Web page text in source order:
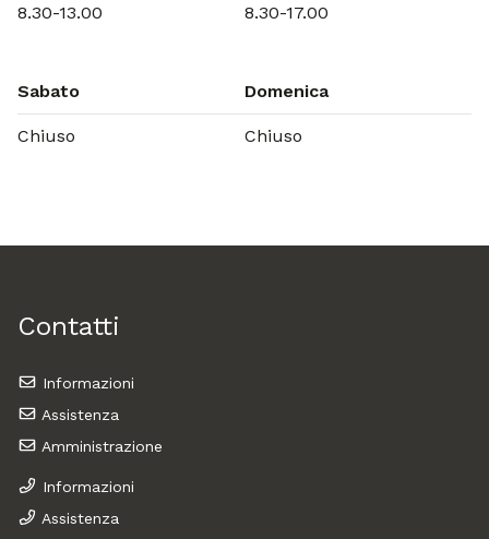
8.30-13.00 8.30-17.00
Sabato
Chiuso
Domenica
Chiuso
Contatti
Informazioni
Assistenza
Amministrazione
Informazioni
Assistenza